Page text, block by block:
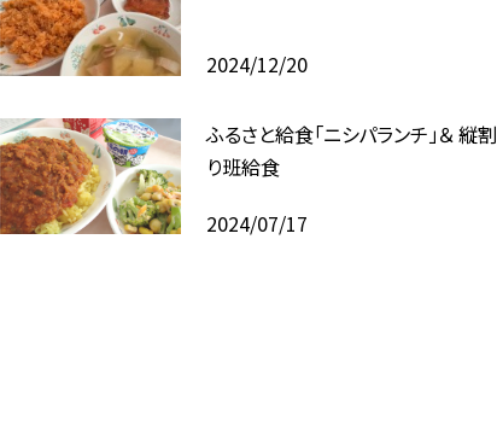
2024/12/20
ふるさと給食「ニシパランチ」＆ 縦割
り班給食
2024/07/17